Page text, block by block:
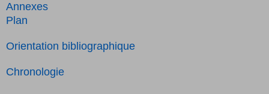
Annexes
Plan
Orientation bibliographique
Chronologie